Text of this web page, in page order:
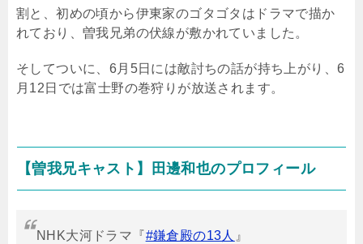
割と、初めの頃から伊東家のゴタゴタはドラマで描か
れており、曽我兄弟の伏線が敷かれていました。
そしてついに、 6月 5日には敵討ちの話が持ち上がり、6
月 12 日では富士野の巻狩りが放送されます。
【曽我兄キャスト】田邊和也のプロフィール
NHK大河ドラマ『#鎌倉殿の13人 』